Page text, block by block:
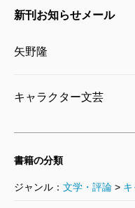
んこと別所十三郎と凜
事情が描かれる。さ
を守ろうとする藤兵衛
ら、ふたりの事情が
では、敵方の進之助の
過去や秘密は、読んで
新刊お知らせメール
矢野隆
キャラクター文芸
書籍の分類
ジャンル： 文学・評論 >